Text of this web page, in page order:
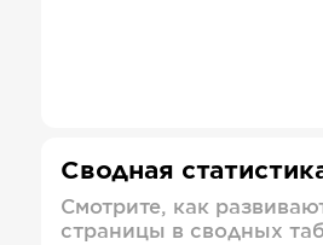
Сводная
Смотрите, как
страницы в сводных